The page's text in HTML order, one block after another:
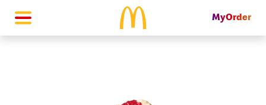
McDonald's Homepage
MyOrder